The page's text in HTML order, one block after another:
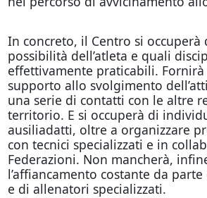
In concreto, il Centro si occuperà
possibilità dell’atleta e quali
effettivamente praticabili.
supporto allo svolgimento
una serie di contatti con le altre
territorio. E si occuperà di
ausiliadatti, oltre a organizzare
con tecnici specializzati e in
Federazioni. Non mancherà,
l’affiancamento costante da
e di allenatori specializzati.